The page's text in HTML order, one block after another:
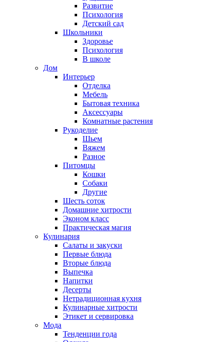
Развитие
Психология
Детский сад
Школьники
Здоровье
Психология
В школе
Дом
Интерьер
Отделка
Мебель
Бытовая техника
Аксессуары
Комнатные растения
Рукоделие
Шьем
Вяжем
Разное
Питомцы
Кошки
Собаки
Другие
Шесть соток
Домашние хитрости
Эконом класс
Практическая магия
Кулинария
Салаты и закуски
Первые блюда
Вторые блюда
Выпечка
Напитки
Десерты
Нетрадиционная кухня
Кулинарные хитрости
Этикет и сервировка
Мода
Тенденции года